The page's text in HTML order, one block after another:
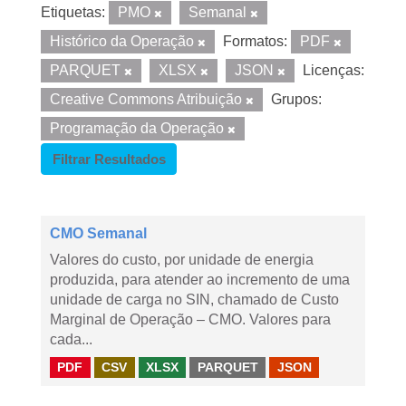
Etiquetas: PMO
Semanal
Histórico da Operação
Formatos:
PDF
PARQUET
XLSX JSON
Licenças:
Creative Commons Atribuição
Grupos:
Programação da Operação
Filtrar Resultados
CMO Semanal
Valores do custo, por unidade de energia
produzida, para atender ao incremento de uma
unidade de carga no SIN, chamado de Custo
Marginal de Operação – CMO. Valores para
cada...
PDF CSV XLSX PARQUET JSON